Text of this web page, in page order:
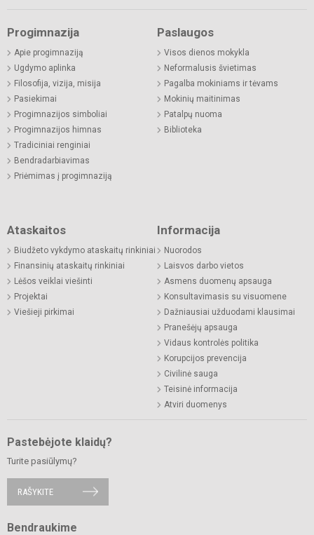
Progimnazija
Apie progimnaziją
Ugdymo aplinka
Filosofija, vizija, misija
Pasiekimai
Progimnazijos simboliai
Progimnazijos himnas
Tradiciniai renginiai
Bendradarbiavimas
Priėmimas į progimnaziją
Paslaugos
Visos dienos mokykla
Neformalusis švietimas
Pagalba mokiniams ir tėvams
Mokinių maitinimas
Patalpų nuoma
Biblioteka
Ataskaitos
Biudžeto vykdymo ataskaitų rinkiniai
Finansinių ataskaitų rinkiniai
Lėšos veiklai viešinti
Projektai
Viešieji pirkimai
Informacija
Nuorodos
Laisvos darbo vietos
Asmens duomenų apsauga
Konsultavimasis su visuomene
Dažniausiai užduodami klausimai
Pranešėjų apsauga
Vidaus kontrolės politika
Korupcijos prevencija
Civilinė sauga
Teisinė informacija
Atviri duomenys
Pastebėjote klaidų?
Turite pasiūlymų?
RAŠYKITE
Bendraukime